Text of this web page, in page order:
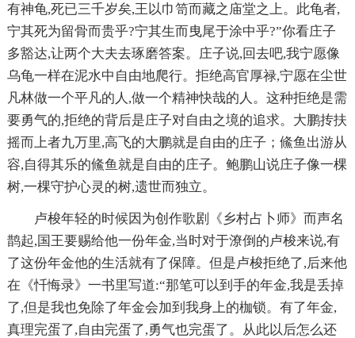
有神龟,死已三千岁矣,王以巾笥而藏之庙堂之上。此龟者,
宁其死为留骨而贵乎?宁其生而曳尾于涂中乎?”你看庄子
多豁达,让两个大夫去琢磨答案。庄子说,回去吧,我宁愿像
乌龟一样在泥水中自由地爬行。拒绝高官厚禄,宁愿在尘世
凡林做一个平凡的人,做一个精神快哉的人。这种拒绝是需
要勇气的,拒绝的背后是庄子对自由之境的追求。大鹏抟扶
摇而上者九万里,高飞的大鹏就是自由的庄子；鯈鱼出游从
容,自得其乐的鯈鱼就是自由的庄子。鲍鹏山说庄子像一棵
树,一棵守护心灵的树,遗世而独立。
卢梭年轻的时候因为创作歌剧《乡村占卜师》而声名
鹊起,国王要赐给他一份年金,当时对于潦倒的卢梭来说,有
了这份年金他的生活就有了保障。但是卢梭拒绝了,后来他
在《忏悔录》一书里写道:“那笔可以到手的年金,我是丢掉
了,但是我也免除了年金会加到我身上的枷锁。有了年金,
真理完蛋了,自由完蛋了,勇气也完蛋了。从此以后怎么还